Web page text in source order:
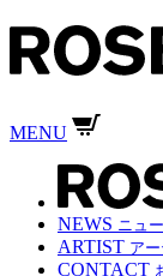
MENU
NEWS ニュ
ARTIST ア
CONTACT